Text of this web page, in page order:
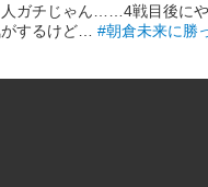
人ガチじゃん……4戦目後に
するけど… #朝倉未来に勝